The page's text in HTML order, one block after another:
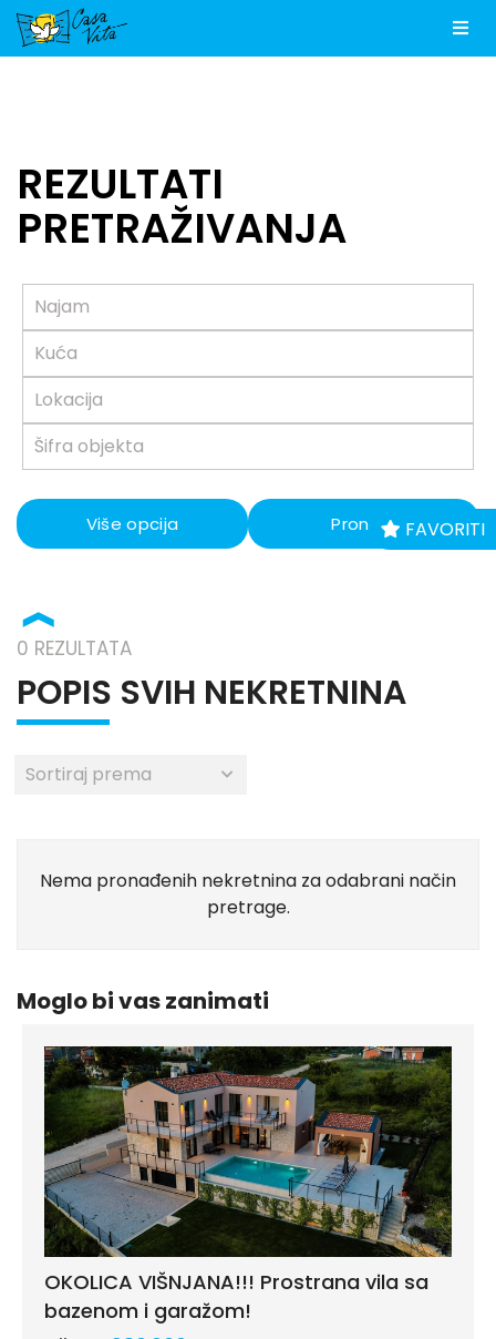
FAVORITI
REZULTATI
PRETRAŽIVANJA
Više opcija Pronađi
❱
0 REZULTATA
POPIS SVIH NEKRETNINA
Nema pronađenih nekretnina za odabrani način
pretrage.
Moglo bi vas zanimati
OKOLICA VIŠNJANA!!! Prostrana vila sa
bazenom i garažom!